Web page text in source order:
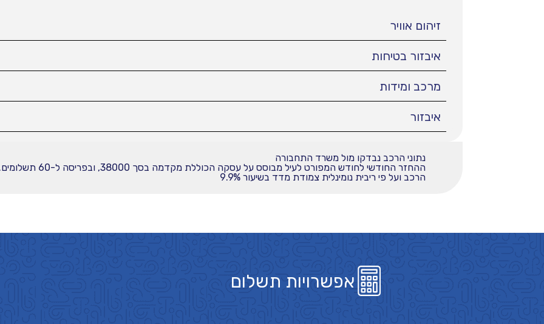
זיהום אוויר
איבזור בטיחות
מרכב ומידות
איבזור
נתוני הרכב נבדקו מול משרד התחבורה
הרכב ועל פי ריבית נומינלית צמודת מדד בשיעור 9.9%
אפשרויות תשלום